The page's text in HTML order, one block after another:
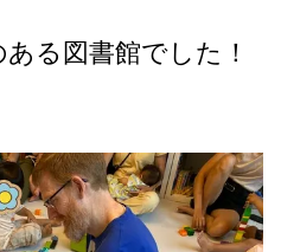
る図書館でした！